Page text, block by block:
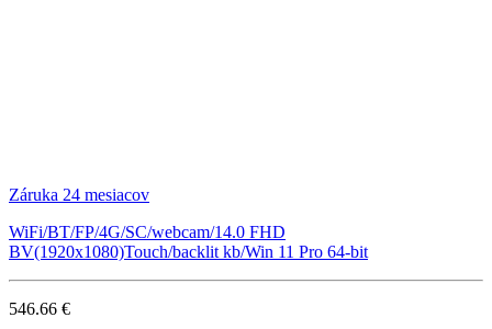
Záruka 24 mesiacov
WiFi/BT/FP/4G/SC/webcam/14.0 FHD
BV(1920x1080)Touch/backlit kb/Win 11 Pro 64-bit
546.66 €